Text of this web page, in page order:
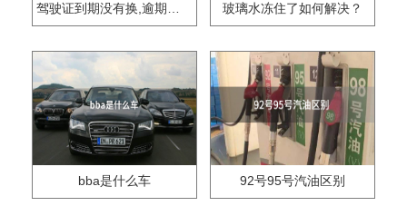
驾驶证到期没有换,逾期怎么办?? 玻璃水冻住了如何解决？
bba是什么车 92号95号汽油区别